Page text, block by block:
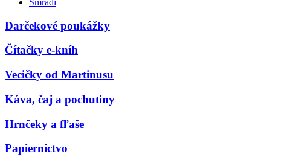
Smradi
Darčekové poukážky
Čítačky e-kníh
Vecičky od Martinusu
Káva, čaj a pochutiny
Hrnčeky a fľaše
Papiernictvo